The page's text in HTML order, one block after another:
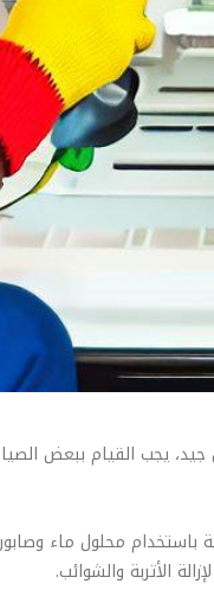
يجب القيام ببعض
باستخدام محلول ماء
الأتربة والشوائب.